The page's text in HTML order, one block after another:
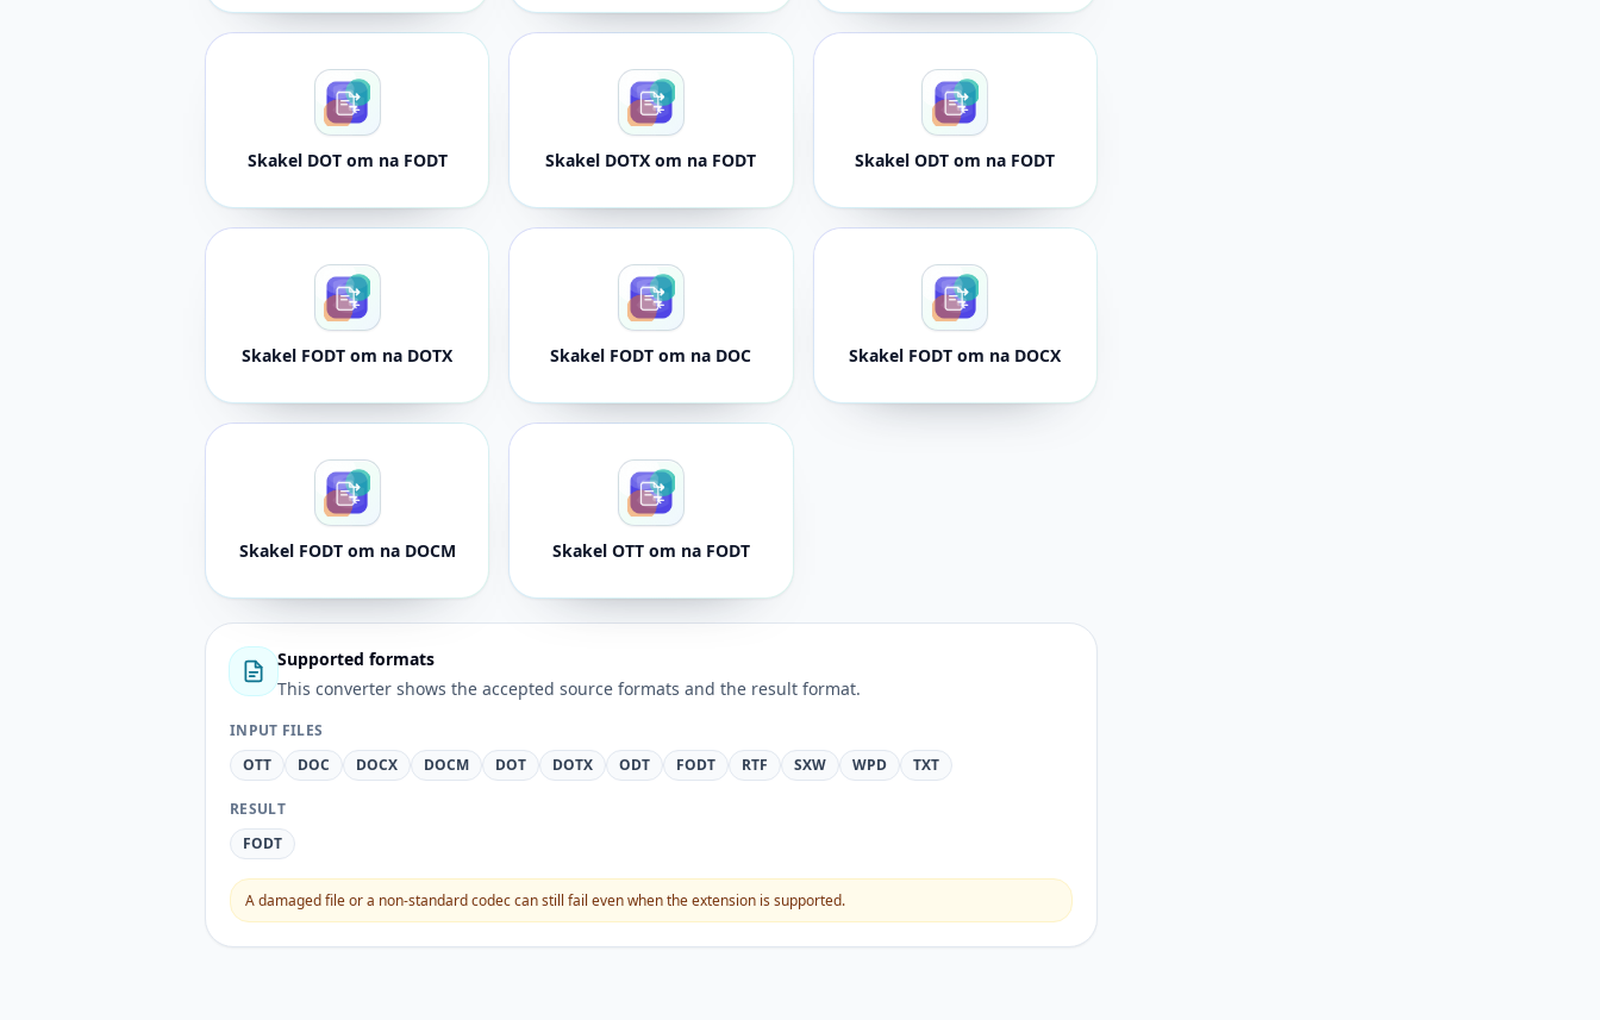
Skakel DOT om na FODT Skakel DOTX om na FODT Skakel ODT om na FODT
Skakel FODT om na DOTX Skakel FODT om na DOC Skakel FODT om na DOCX
Skakel FODT om na DOCM Skakel OTT om na FODT
Supported formats
This converter shows the accepted source formats and the result format.
INPUT FILES
OTT
DOC DOCX DOCM DOT DOTX ODT FODT RTF SXW WPD TXT
RESULT
FODT
A damaged file or a non-standard codec can still fail even when the extension is supported.